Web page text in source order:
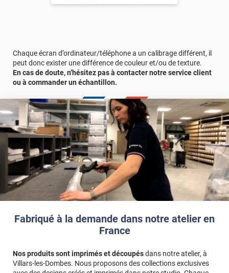
Fabriqué à la demande dans notre atelier en
France
Nos produits sont imprimés et découpésdans notre atelier, à
Villars-les-Dombes. Nous proposons des collections exclusives
Chaque écran d’ordinateur/téléphone a un calibrage différent, il
peut donc exister une différence de couleur et/ou de texture.
En cas de doute, n’hésitez pas à contacter notre service client
ou à commander un échantillon.